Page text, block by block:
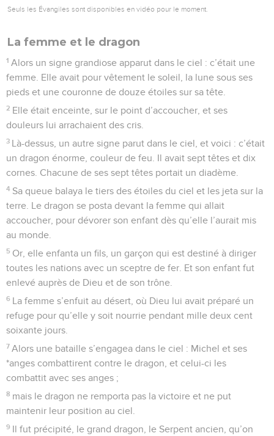
Seuls les Évangiles sont disponibles en vidéo pour le moment.
La femme et le dragon
1 Alors un signe grandiose apparut dans le ciel : c’était une
femme. Elle avait pour vêtement le soleil, la lune sous ses
pieds et une couronne de douze étoiles sur sa tête.
2 Elle était enceinte, sur le point d’accoucher, et ses
douleurs lui arrachaient des cris.
3 Là-dessus, un autre signe parut dans le ciel, et voici : c’était
un dragon énorme, couleur de feu. Il avait sept têtes et dix
cornes. Chacune de ses sept têtes portait un diadème.
4 Sa queue balaya le tiers des étoiles du ciel et les jeta sur la
terre. Le dragon se posta devant la femme qui allait
accoucher, pour dévorer son enfant dès qu’elle l’aurait mis
au monde.
5 Or, elle enfanta un fils, un garçon qui est destiné à diriger
toutes les nations avec un sceptre de fer. Et son enfant fut
enlevé auprès de Dieu et de son trône.
6 La femme s’enfuit au désert, où Dieu lui avait préparé un
refuge pour qu’elle y soit nourrie pendant mille deux cent
soixante jours.
7 Alors une bataille s’engagea dans le ciel : Michel et ses
*anges combattirent contre le dragon, et celui-ci les
combattit avec ses anges ;
8 mais le dragon ne remporta pas la victoire et ne put
maintenir leur position au ciel.
9 Il fut précipité, le grand dragon, le Serpent ancien, qu’on